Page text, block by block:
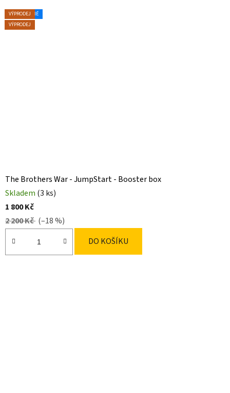
VÝPRODEJ
The Brothers War - JumpStart - Booster box
Skladem (3 ks)
1 800 Kč
2 200 Kč (–18 %)
DO KOŠÍKU
VÝPRODEJ
VÝPRODEJ
VÝPRODEJ
VÝPRODEJ
VÝPRODEJ
DOPORUČENÉ
VÝPRODEJ
VÝPRODEJ
VÝPRODEJ
VÝPRODEJ
VÝPRODEJ
VÝPRODEJ